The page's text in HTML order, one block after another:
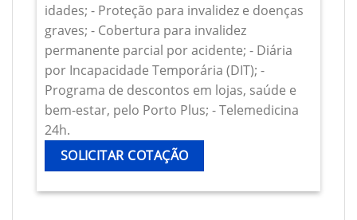
idades; - Proteção para invalidez e doenças
graves; - Cobertura para invalidez
permanente parcial por acidente; - Diária
por Incapacidade Temporária (DIT); -
Programa de descontos em lojas, saúde e
bem-estar, pelo Porto Plus; - Telemedicina
24h.
SOLICITAR COTAÇÃO